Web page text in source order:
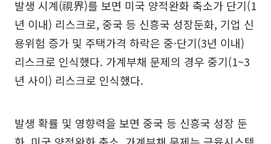
발생 시계(視界)를 보면 미국 양적완화 축소가 단기(1
년 이내) 리스크로, 중국 등 신흥국 성장둔화, 기업 신
용위험 증가 및 주택가격 하락은 중·단기(3년 이내)
리스크로 인식했다. 가계부채 문제의 경우 중기(1~3
년 사이) 리스크로 인식했다.
발생 확률 및 영향력을 보면 중국 등 신흥국 성장 둔